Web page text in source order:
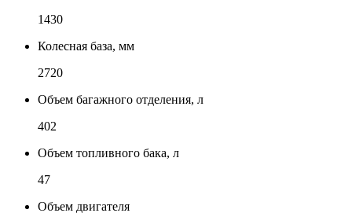
1430
Колесная база, мм
2720
Объем багажного отделения, л
402
Объем топливного бака, л
47
Объем двигателя